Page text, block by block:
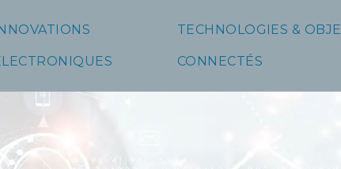
TECHNOLOGIES &
CONNECTÉS